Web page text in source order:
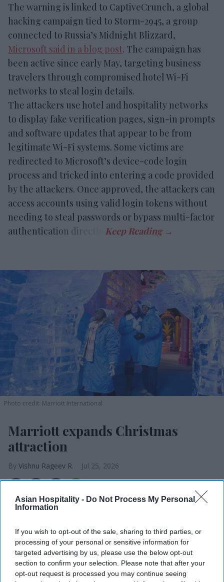
Asian Hospitality - Do Not Process My Personal
Information
If you wish to opt-out of the sale, sharing to third parties, or
processing of your personal or sensitive information for
targeted advertising by us, please use the below opt-out
section to confirm your selection. Please note that after your
opt-out request is processed you may continue seeing
The warning is linked to CaptiveCrunch, a global
hacking campaign tied to Storm-2945, a group
connected to Russia’s Midnight Blizzard,
Microsoft said in a blog post. The campaign has
been active since early May, targeting business
travelers through compromised hotel Wi-Fi
networks to steal login details.
The attackers use hotel and hospitality networks
to display fake verification pages, sign-in prompts
and software updates that appear to be from
legitimate Wi-Fi systems. Some victims are
redirected to Microsoft’s device-code login
process and tricked into entering a code provided
by the attackers. Once approved, the attackers can
access accounts using valid login tokens without
needing to steal passwords or bypass multi-factor
authentication directly.
Photo credit: Marriott International
Marriott expands Christmas
attraction
Vishnu Rageev R. Jul 25, 2026
Marriott expands ice! to eight U.S. resorts.
Expansion adds two resorts and three new
themes.
Attraction debuts at resorts in California,
Arizona.